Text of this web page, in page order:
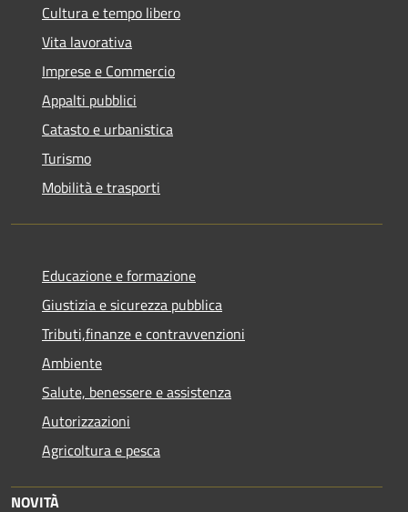
Cultura e tempo libero
Vita lavorativa
Imprese e Commercio
Appalti pubblici
Catasto e urbanistica
Turismo
Mobilità e trasporti
Educazione e formazione
Giustizia e sicurezza pubblica
Tributi,finanze e contravvenzioni
Ambiente
Salute, benessere e assistenza
Autorizzazioni
Agricoltura e pesca
NOVITÀ